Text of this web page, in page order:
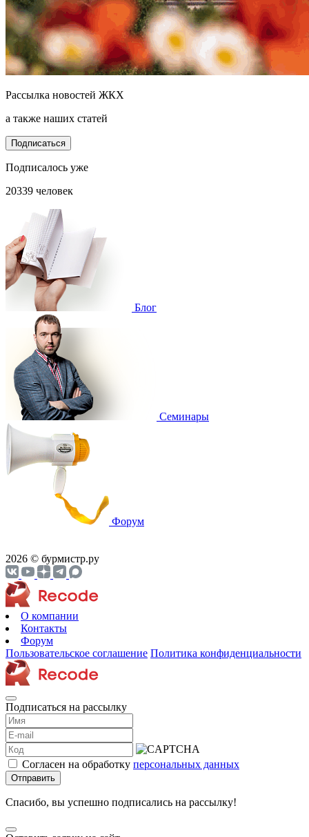
Рассылка новостей ЖКХ
а также наших статей
Подписаться
Подписалось уже
20339 человек
Блог
Cеминары
Форум
2026 © бурмистр.ру
О компании
Контакты
Форум
Пользовательское соглашение Политика конфиденциальности
Подписаться на рассылку
Согласен на обработку персональных данных
Отправить
Спасибо, вы успешно подписались на рассылку!